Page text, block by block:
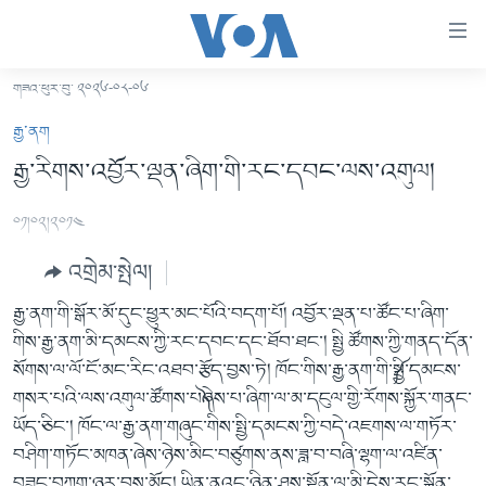
བདེ་
བའི་
དྲ་
འབྲེལ།
གཞུང་
དངོས་
བསྐྱོད།
དཀར་
ཆག་
ལ་
ཐད་
བསྐྱོད།
ཐད་
བོད།
མདུན་ངོས།
རྒྱ་ནག
འཛམ་གླིང་།
ཧི་མ་ལ་ཡ།
བརྙན་འཕྲིན།
ཀུན་གླེང་གསར་འགྱུར།
ཀུན་གླེང་།
དྲ་སྣང་གི་བོད།
རླུང་འཕྲིན།
སྔ་དྲོའི་གསར་འགྱུར།
དགོང་དྲོའི་གསར་འགྱུར།
གསར་འགོད་རང་དབང་།
གཟའ་ཕུར་བུ་ ༢༠༢༦-༠༨-༠༦
རྒྱ་ནག
རྒྱ་རིགས་འབྱོར་ལྡན་ཞིག་གི་རང་དབང་ལས་འགུལ།
༠༡།༠༢།༢༠༡༤
འགྲེམ་སྤེལ།
རྒྱ་ནག་གི་སྒོར་མོ་དུང་ཕྱུར་མང་པོའི་བདག་པོ། འབྱོར་ལྡན་པ་ཚོང་པ་ཞིག་
གིས་རྒྱ་ནག་མི་དམངས་ཀྱི་རང་དབང་དང་ཐོབ་ཐང་། སྤྱི ཚོགས་ཀྱི་གནད་དོན་
སོགས་ལ་ལོ་ངོ་མང་རིང་འཐབ་རྩོད་བྱས་ཏེ། ཁོང་གིས་རྒྱ་ནག་གི་༼སྤྱི་དམངས་
གསར་པའི་ལས་འགུལ་ཚོགས་པ༽ཞེས་པ་ཞིག་ལ་མ་དངུལ་གྱི་རོགས་སྐྱོར་གནང་
ཡོད་ཅིང་། ཁོང་ལ་རྒྱ་ནག་གཞུང་གིས་སྤྱི་དམངས་ཀྱི་བདེ་འཇགས་ལ་གཏོར་
བཤིག་གཏོང་མཁན་ཞེས་ཉེས་མིང་བཙུགས་ནས་ཟླ་བ་བཞི་ལྷག་ལ་འཛིན་